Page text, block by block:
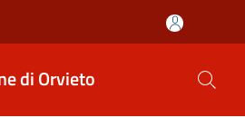
di Orvieto